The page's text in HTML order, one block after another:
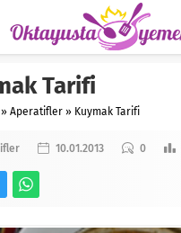
Tarifi
» Aperatifler » Kuymak Tarifi
10.01.2013 0